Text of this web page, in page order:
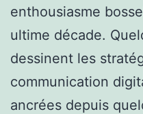
enthousiasme
ultime décade.
dessinent les
communication
ancrées depuis